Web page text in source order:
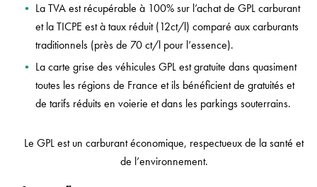
La TVA est récupérable à 100% sur l’achat de GPL carburant
et la TICPE est à taux réduit (12ct/l) comparé aux carburants
traditionnels (près de 70 ct/l pour l’essence).
La carte grise des véhicules GPL est gratuite dans quasiment
toutes les régions de France et ils bénéficient de gratuités et
de tarifs réduits en voierie et dans les parkings souterrains.
Le GPL est un carburant économique, respectueux de la santé et
de l’environnement.